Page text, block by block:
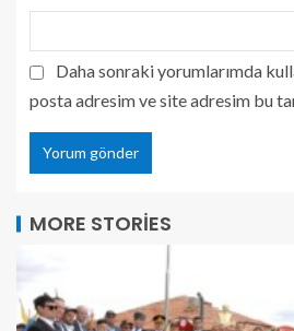
Daha sonraki yorumlarımda
posta adresim ve site adresim bu
MORE STORIES